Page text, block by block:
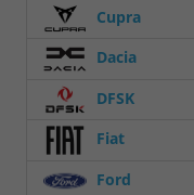
Cupra
Dacia
DFSK
Fiat
Ford